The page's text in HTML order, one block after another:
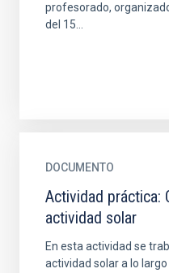
profesorado,
del 15...
DOCUMENTO
Actividad práctica:
actividad solar
En esta actividad se
actividad solar a lo